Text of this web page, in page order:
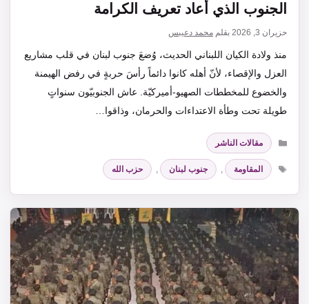
الجنوب الذي أعاد تعريف الكرامة
حزيران 3, 2026 بقلم محمد دعيبس
منذ ولادة الكيان اللبناني الحديث، وُضعَ جنوب لبنان في قلب مشاريع
العزل والإقصاء، لأنّ أهله كانوا دائماً رأسَ حربةٍ في رفض الهيمنة
والخضوع للمخططات الصهيو-أميركيّة. عاش الجنوبيّون سنواتٍ
طويلة تحت وطأة الاعتداءات والحرمان، وذاقوا…
التصنيفات
مقالات الناشر
الوسوم
المقاومة , جنوب لبنان , حزب الله